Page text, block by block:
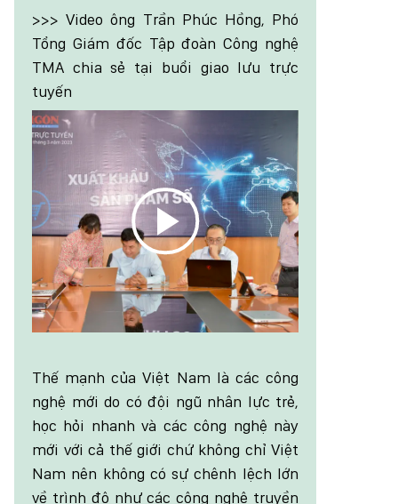
>>> Video ông Trần Phúc Hồng, Phó
Tổng Giám đốc Tập đoàn Công nghệ
TMA chia sẻ tại buổi giao lưu trực
tuyến
Thế mạnh của Việt Nam là các công
nghệ mới do có đội ngũ nhân lực trẻ,
học hỏi nhanh và các công nghệ này
mới với cả thế giới chứ không chỉ Việt
Nam nên không có sự chênh lệch lớn
về trình độ như các công nghệ truyền